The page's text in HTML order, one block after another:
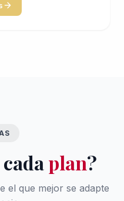
plan?
el que mejor se adapte